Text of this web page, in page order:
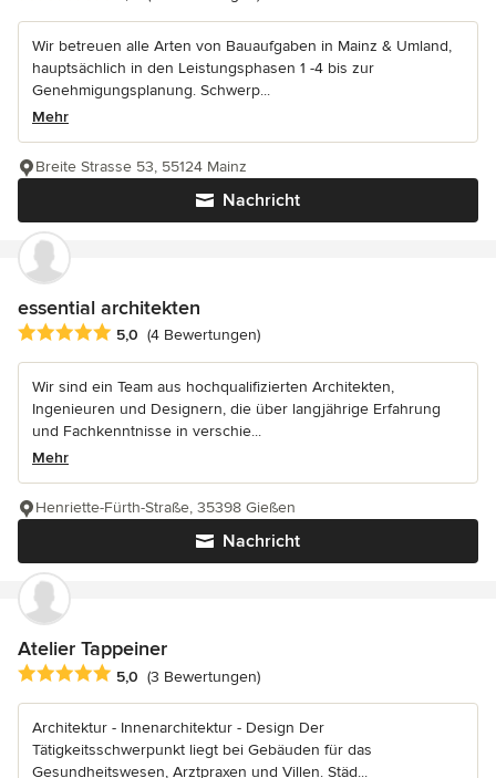
Wir betreuen alle Arten von Bauaufgaben in Mainz & Umland,
hauptsächlich in den Leistungsphasen 1 -4 bis zur
Genehmigungsplanung. Schwerp...
Mehr
Nachricht
Breite Strasse 53, 55124 Mainz
essential architekten
Durchschnittliche Bewertung: 5 von 5 Sternen
5,0 (4 Bewertungen)
Wir sind ein Team aus hochqualifizierten Architekten,
Ingenieuren und Designern, die über langjährige Erfahrung
und Fachkenntnisse in verschie...
Mehr
Nachricht
Henriette-Fürth-Straße, 35398 Gießen
Atelier Tappeiner
Durchschnittliche Bewertung: 5 von 5 Sternen
5,0 (3 Bewertungen)
Architektur - Innenarchitektur - Design Der
Tätigkeitsschwerpunkt liegt bei Gebäuden für das
Gesundheitswesen, Arztpraxen und Villen. Städ...